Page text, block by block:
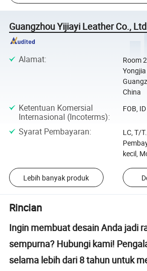
Guangzhou Yijiayi Leather Co.,
Alamat:
Room
China
Ketentuan Komersial
Internasional (Incoterms):
FOB,
Syarat Pembayaran:
LC, T/
kecil,
Lebih banyak produk
Rincian
Ingin membuat desain Anda jadi
sempurna? Hubungi kami!
selama lebih dari 8 tahun untuk